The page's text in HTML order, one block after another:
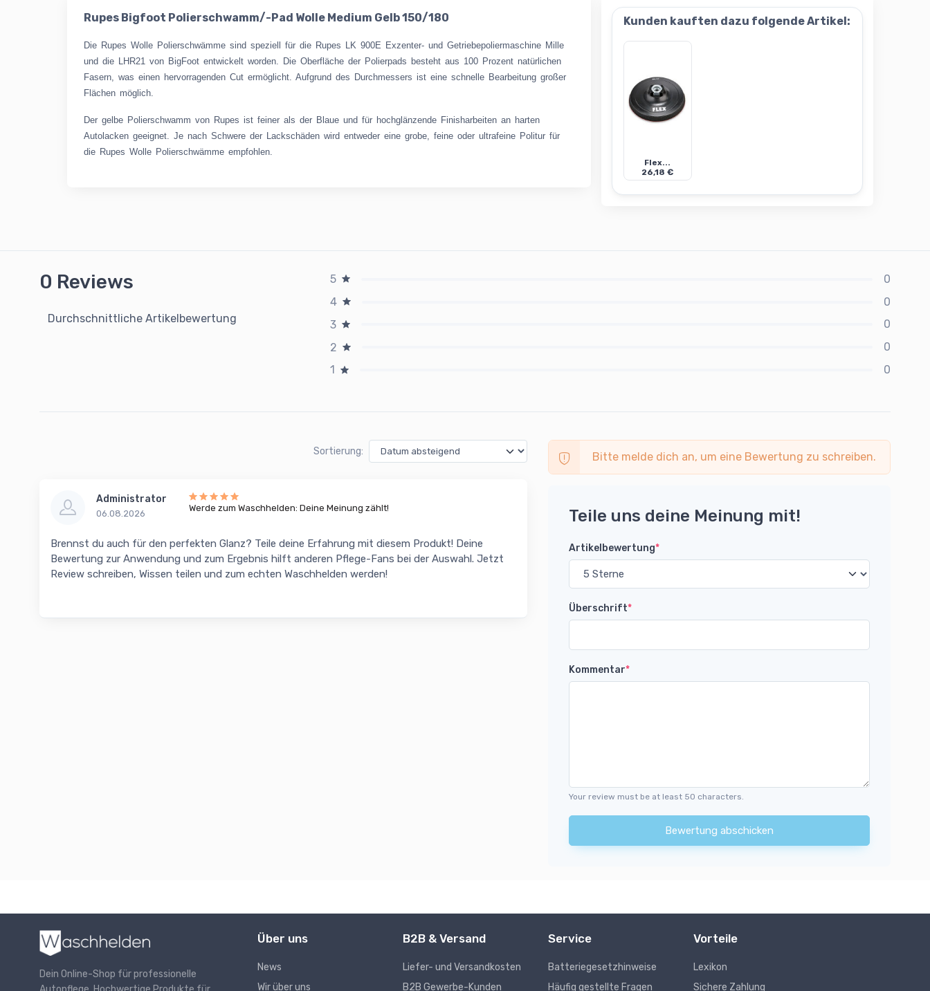
Rupes Bigfoot Polierschwamm/-Pad Wolle Medium Gelb 150/180
Die Rupes Wolle Polierschwämme sind speziell für die Rupes LK 900E Exzenter- und Getriebepoliermaschine Mille
und die LHR21 von BigFoot entwickelt worden. Die Oberfläche der Polierpads besteht aus 100 Prozent natürlichen
Fasern, was einen hervorragenden Cut ermöglicht. Aufgrund des Durchmessers ist eine schnelle Bearbeitung großer
Flächen möglich.
Der gelbe Polierschwamm von Rupes ist feiner als der Blaue und für hochglänzende Finisharbeiten an harten
Autolacken geeignet. Je nach Schwere der Lackschäden wird entweder eine grobe, feine oder ultrafeine Politur für
die Rupes Wolle Polierschwämme empfohlen.
Kunden kauften dazu folgende Artikel:
Flex...
26,18 €
0 Reviews
Durchschnittliche Artikelbewertung
5
0
4
0
3
0
2
0
1
0
Sortierung:
Administrator
06.08.2026
Werde zum Waschhelden: Deine Meinung zählt!
Brennst du auch für den perfekten Glanz? Teile deine Erfahrung mit diesem Produkt! Deine
Bewertung zur Anwendung und zum Ergebnis hilft anderen Pflege-Fans bei der Auswahl. Jetzt
Review schreiben, Wissen teilen und zum echten Waschhelden werden!
Bitte melde dich an, um eine Bewertung zu schreiben.
Teile uns deine Meinung mit!
Artikelbewertung*
Überschrift*
Kommentar*
Your review must be at least 50 characters.
Bewertung abschicken
Dein Online-Shop für professionelle
Über uns
News
Wir über uns
B2B & Versand
Liefer- und Versandkosten
B2B Gewerbe-Kunden
Service
Batteriegesetzhinweise
Häufig gestellte Fragen
Vorteile
Lexikon
Sichere Zahlung